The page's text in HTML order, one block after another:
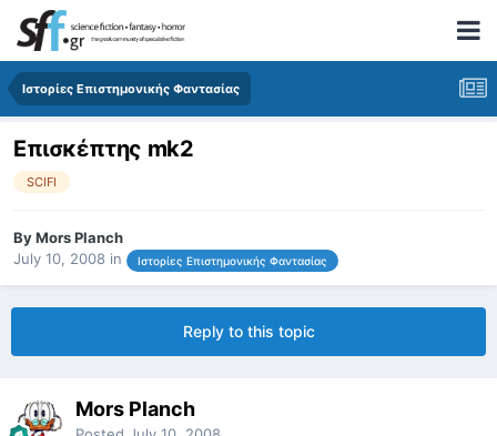
Ιστορίες Επιστημονικής Φαντασίας
Επισκέπτης mk2
SCIFI
ByMors Planch
July 10, 2008 in Ιστορίες Επιστημονικής Φαντασίας
Reply to this topic
Mors Planch